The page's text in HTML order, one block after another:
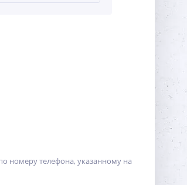
номеру телефона, указанному на